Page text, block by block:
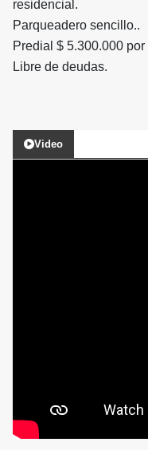
residencial.
Parqueadero sencillo..
Predial $ 5.300.000 por
Libre de deudas.
Video